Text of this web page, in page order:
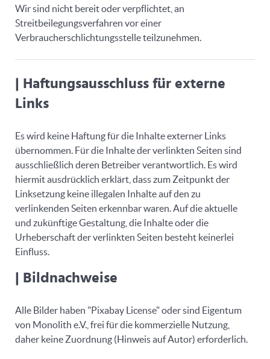
Wir sind nicht bereit oder verpflichtet, an
Streitbeilegungsverfahren vor einer
Verbraucherschlichtungsstelle teilzunehmen.
Haftungsausschluss für externe
Links
Es wird keine Haftung für die Inhalte externer Links
übernommen. Für die Inhalte der verlinkten Seiten sind
ausschließlich deren Betreiber verantwortlich. Es wird
hiermit ausdrücklich erklärt, dass zum Zeitpunkt der
Linksetzung keine illegalen Inhalte auf den zu
verlinkenden Seiten erkennbar waren. Auf die aktuelle
und zukünftige Gestaltung, die Inhalte oder die
Urheberschaft der verlinkten Seiten besteht keinerlei
Einfluss.
Bildnachweise
Alle Bilder haben "Pixabay License" oder sind Eigentum
von Monolith e.V., frei für die kommerzielle Nutzung,
daher keine Zuordnung (Hinweis auf Autor) erforderlich.